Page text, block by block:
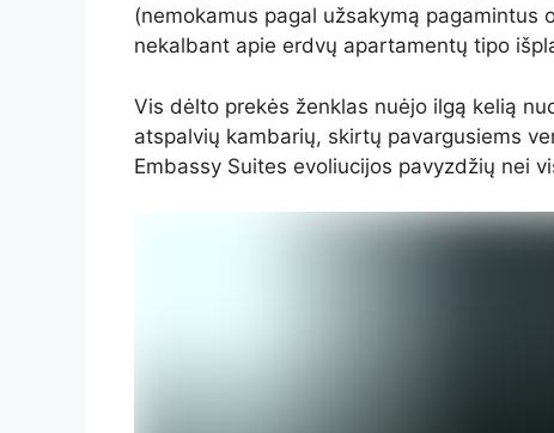
(nemokamus pagal užsakymą pagamintus
nekalbant apie erdvų apartamentų tipo
Vis dėlto prekės ženklas nuėjo ilgą kelią
atspalvių kambarių, skirtų pavargusiems
Embassy Suites evoliucijos pavyzdžių nei